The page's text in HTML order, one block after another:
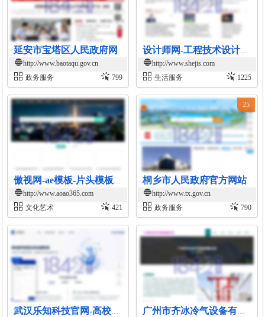
延安市宝塔区人民政府网
http://www.baotaqu.gov.cn
政务服务
799
设计师网-工程技术设计平台
http://www.shejis.com
生活服务
1225
傲视网-ae模板-片头模板-专业的视频素材网
http://www.aoao365.com
文化艺术
421
桐乡市人民政府官方网站
http://www.tx.gov.cn
政务服务
790
25
武汉乐知科技官网-高校教学信息化解决方案
广州市齐冰冷气设备有限公司官网